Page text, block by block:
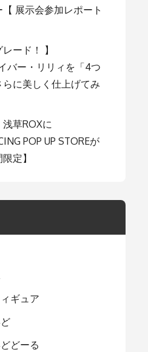
展示会参加レポート
ード！ 】
バー・リリィを「4つ
に美しく仕上げてみ
浅草ROXに
POP UP STOREが
定】
ギュア
どーる